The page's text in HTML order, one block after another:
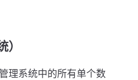
理系统中的所有单个数